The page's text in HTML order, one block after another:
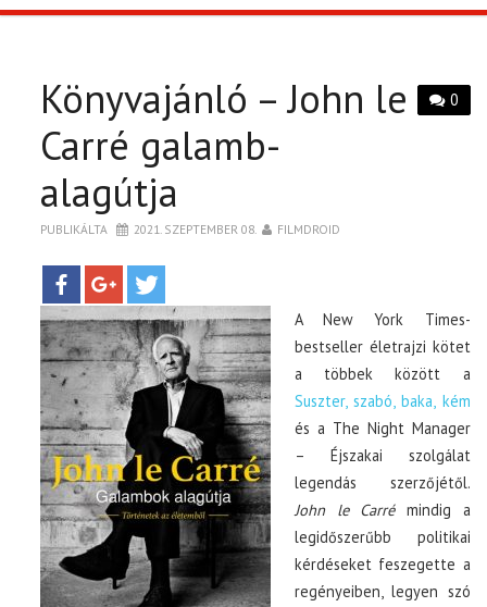
PÓLÓ RENDELÉS
0
Könyvajánló – John le
Carré galamb-
alagútja
PUBLIKÁLTA 2021. SZEPTEMBER 08. FILMDROID
A New York Times-
bestseller életrajzi kötet
a többek között a
Suszter, szabó, baka, kém
és a The Night Manager
– Éjszakai szolgálat
legendás szerzőjétől.
John le Carrémindig a
legidőszerűbb politikai
kérdéseket feszegette a
regényeiben, legyen szó